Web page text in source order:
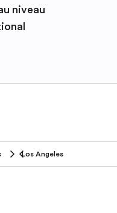
niveau
Los Angeles